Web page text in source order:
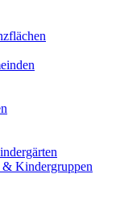
& Kindergruppen